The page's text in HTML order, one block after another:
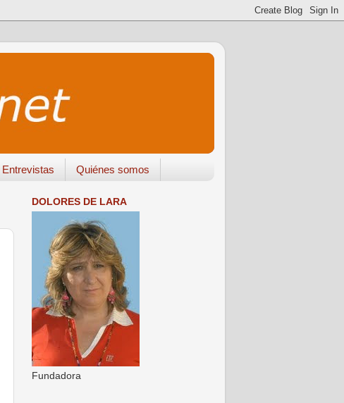
Entrevistas Quiénes somos
DOLORES DE LARA
Fundadora